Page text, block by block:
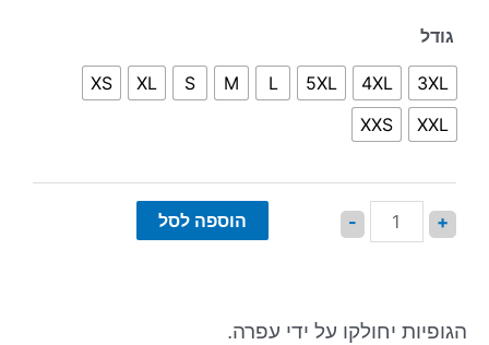
גודל
3XL
4XL
5XL
L
M
S
XL
XS
XXL
XXS
- + הוספה לסל
הגופיות יחולקו על ידי עפרה.